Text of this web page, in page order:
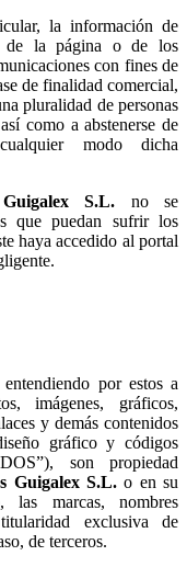
la información de
de la página o de los
con fines de
de finalidad comercial,
pluralidad de personas
como a abstenerse de
modo dicha
no se
que puedan sufrir los
haya accedido al portal
por estos a
imágenes, gráficos,
y demás contenidos
gráfico y códigos
son propiedad
o en su
marcas, nombres
exclusiva de
de terceros.